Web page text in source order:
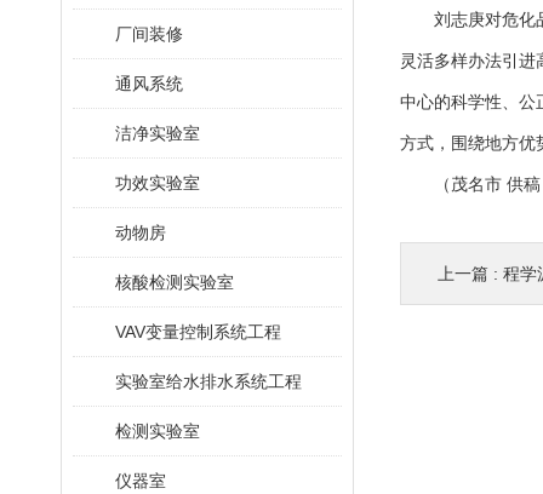
厂间装修
通风系统
洁净实验室
功效实验室
动物房
核酸检测实验室
VAV变量控制系统工程
实验室给水排水系统工程
检测实验室
仪器室
刘志庚对危化品
灵活多样办法引进
中心的科学性、公
方式，围绕地方优
（茂名市 供稿
上一篇 : 程学